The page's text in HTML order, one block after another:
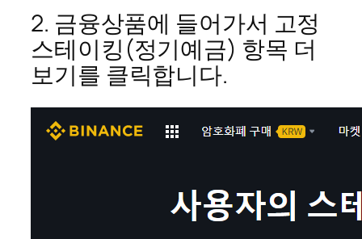
2. 금융상품에 들어가서 고정
스테이킹(정기예금) 항목 더
보기를 클릭합니다.